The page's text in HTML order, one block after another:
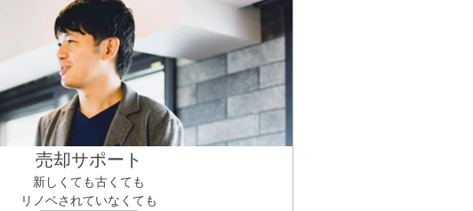
売却サポート
新しくても古くても
リノベされていなくても